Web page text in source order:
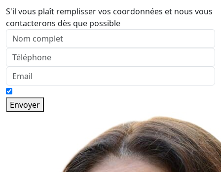
S'il vous plaît remplisser vos coordonnées et nous vous
contacterons dès que possible
Envoyer